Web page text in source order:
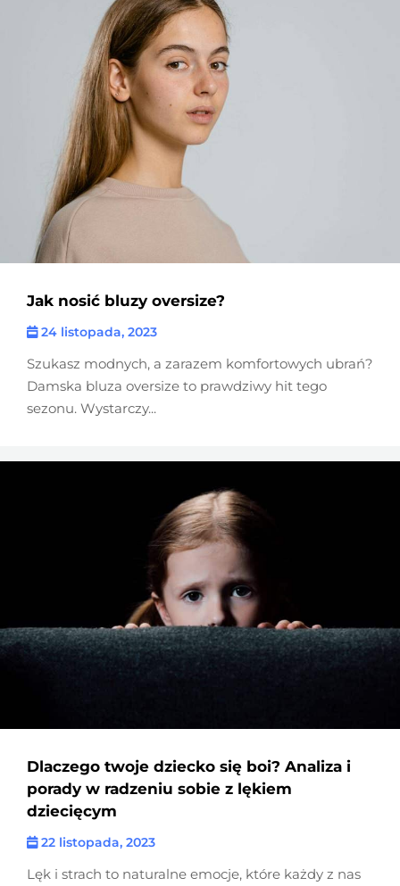
Jak nosić bluzy oversize?
24 listopada, 2023
Szukasz modnych, a zarazem komfortowych ubrań?
Damska bluza oversize to prawdziwy hit tego
sezonu. Wystarczy...
Dlaczego twoje dziecko się boi? Analiza i
porady w radzeniu sobie z lękiem
dziecięcym
22 listopada, 2023
Lęk i strach to naturalne emocje, które każdy z nas